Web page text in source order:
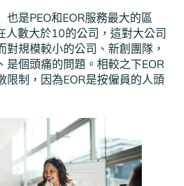
也是PEO和EOR服務最大的區
人數大於10的公司，這對大公司
對規模較小的公司、新創團隊，
是個頭痛的問題。相較之下EOR
限制，因為EOR是按僱員的人頭